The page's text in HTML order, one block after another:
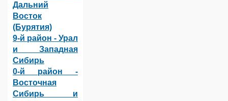
Дальний
Восток
(Бурятия)
9-й район - Урал
и Западная
Сибирь
0-й район -
Восточная
Сибирь и